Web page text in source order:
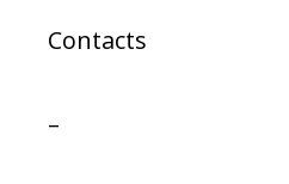
Contacts
–